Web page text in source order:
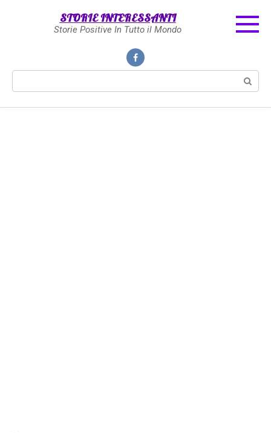
STORIE INTERESSANTI
Storie Positive In Tutto il Mondo